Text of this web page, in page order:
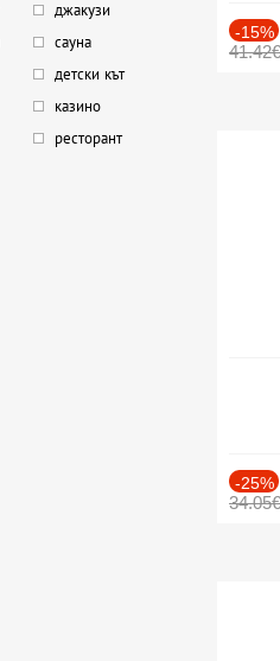
джакузи
сауна
детски кът
казино
ресторант
-15%
41.42€
-25%
34.05€